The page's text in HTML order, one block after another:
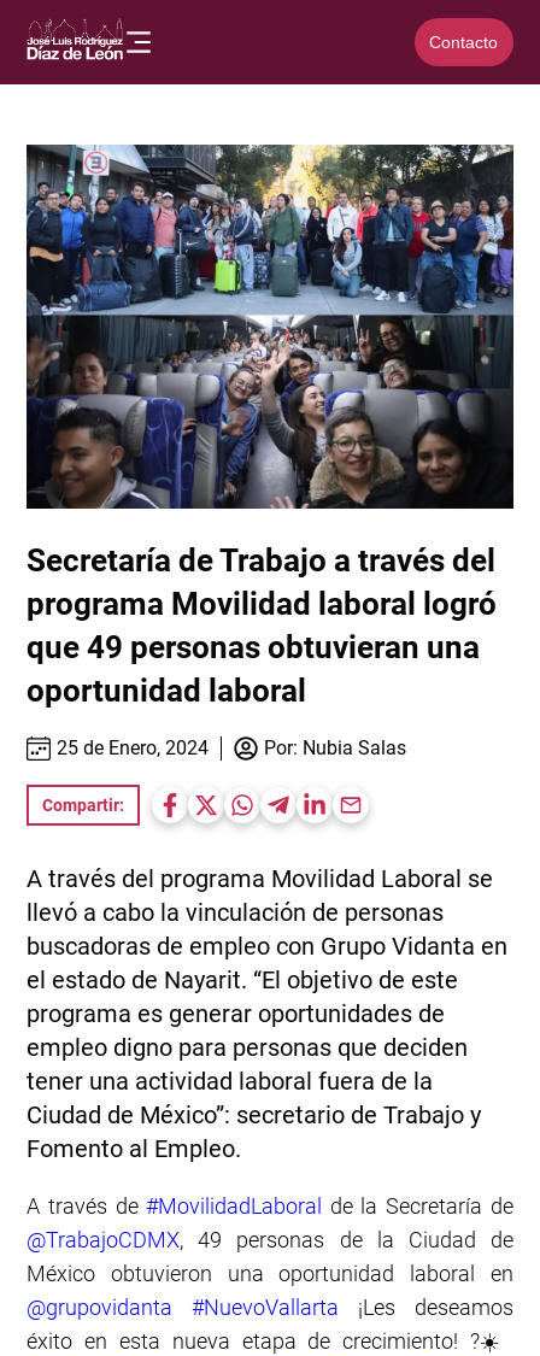
Contacto
Secretaría de Trabajo a través del
programa Movilidad laboral logró
que 49 personas obtuvieran una
oportunidad laboral
25 de Enero, 2024 Por: Nubia Salas
Compartir:
A través del programa Movilidad Laboral se
llevó a cabo la vinculación de personas
buscadoras de empleo con Grupo Vidanta en
el estado de Nayarit. “El objetivo de este
programa es generar oportunidades de
empleo digno para personas que deciden
tener una actividad laboral fuera de la
Ciudad de México”: secretario de Trabajo y
Fomento al Empleo.
A través de#MovilidadLaboral
de la Secretaría de
@TrabajoCDMX, 49 personas de la Ciudad de
México obtuvieron una oportunidad laboral en
@grupovidanta
#NuevoVallarta ¡Les deseamos
éxito en esta nueva etapa de crecimiento! ?☀️